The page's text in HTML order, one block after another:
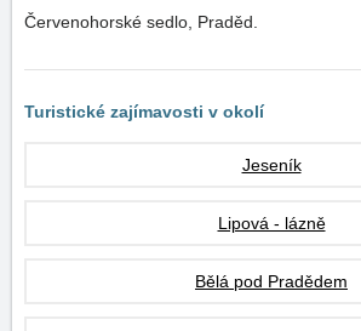
Červenohorské sedlo, Praděd.
Turistické zajímavosti v okolí
Jeseník
Lipová - lázně
Bělá pod Pradědem